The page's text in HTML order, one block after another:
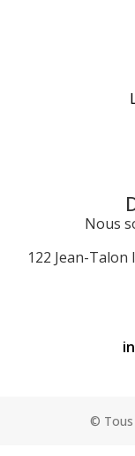
Nous
122 Jean-Talon
© Tous